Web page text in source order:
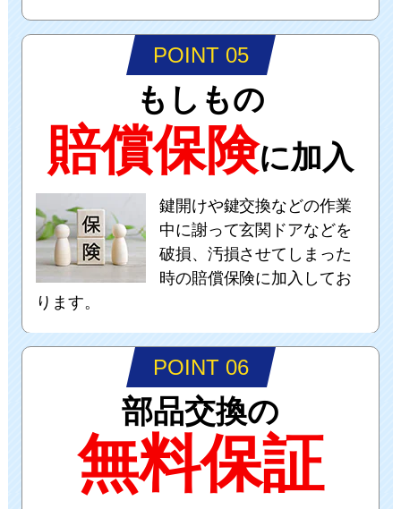
POINT 05
もしもの
賠償保険に加入
鍵開けや鍵交換などの作業
中に謝って玄関ドアなどを
破損、汚損させてしまった
時の賠償保険に加入してお
ります。
POINT 06
部品交換の
無料保証